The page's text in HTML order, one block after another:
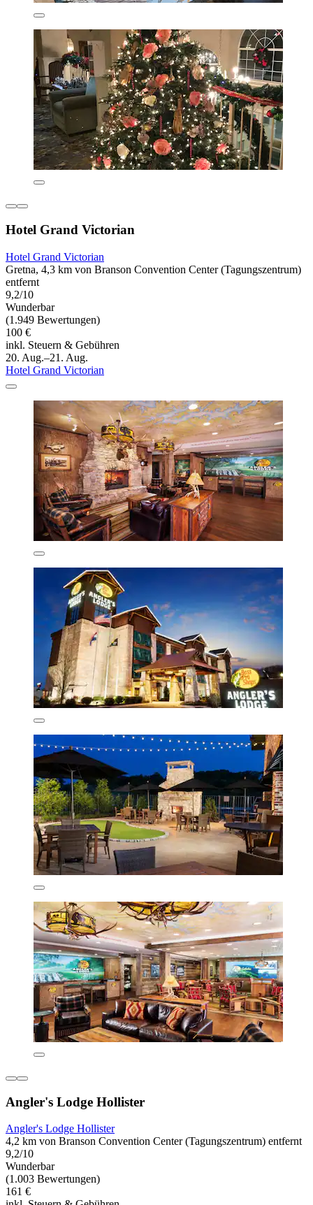
Hotel Grand Victorian
Hotel Grand Victorian
Gretna, 4,3 km von Branson Convention Center (Tagungszentrum)
entfernt
9,2/10
Wunderbar
(1.949 Bewertungen)
100 €
inkl. Steuern & Gebühren
20. Aug.–21. Aug.
Hotel Grand Victorian
Angler's Lodge Hollister
Angler's Lodge Hollister
4,2 km von Branson Convention Center (Tagungszentrum) entfernt
9,2/10
Wunderbar
(1.003 Bewertungen)
161 €